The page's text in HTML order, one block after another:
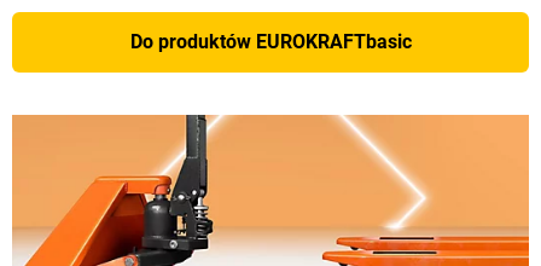
Do produktów EUROKRAFTbasic